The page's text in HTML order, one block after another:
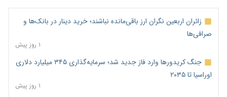
زائران اربعین نگران ارز باقی‌مانده نباشند؛ خرید دینار در بانک‌ها و
صرافی‌ها
۱ روز پیش
جنگ کریدورها وارد فاز جدید شد؛ سرمایه‌گذاری ۳۴۵ میلیارد دلاری
اوراسیا تا ۲۰۳۵
۱ روز پیش